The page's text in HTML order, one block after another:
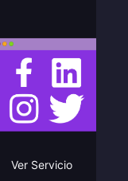
Ver Servicio